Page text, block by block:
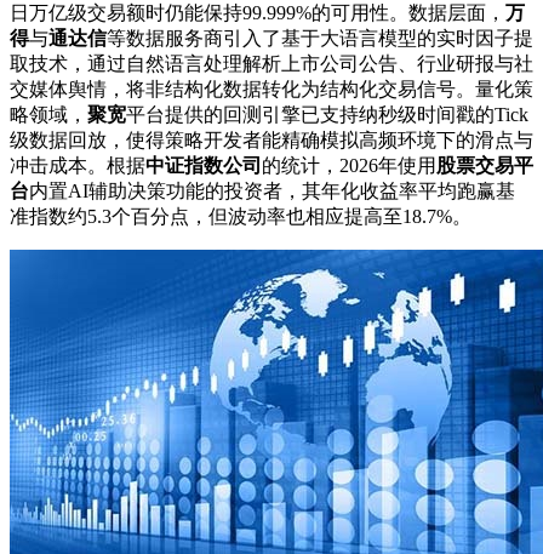
日万亿级交易额时仍能保持99.999%的可用性。数据层面， 万
得与通达信等数据服务商引入了基于大语言模型的实时因子提
取技术，通过自然语言处理解析上市公司公告、行业研报与社
交媒体舆情，将非结构化数据转化为结构化交易信号。量化策
略领域， 聚宽平台提供的回测引擎已支持纳秒级时间戳的Tick
级数据回放，使得策略开发者能精确模拟高频环境下的滑点与
冲击成本。根据中证指数公司 的统计，2026年使用 股票交易平
台内置AI辅助决策功能的投资者，其年化收益率平均跑赢基
准指数约5.3个百分点，但波动率也相应提高至18.7%。